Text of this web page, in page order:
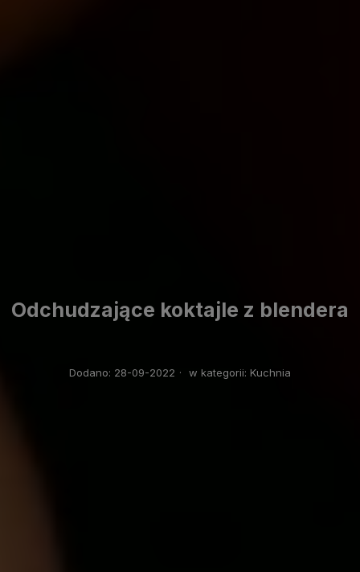
Odchudzające koktajle z blendera
Dodano: 28-09-2022 · w kategorii: Kuchnia